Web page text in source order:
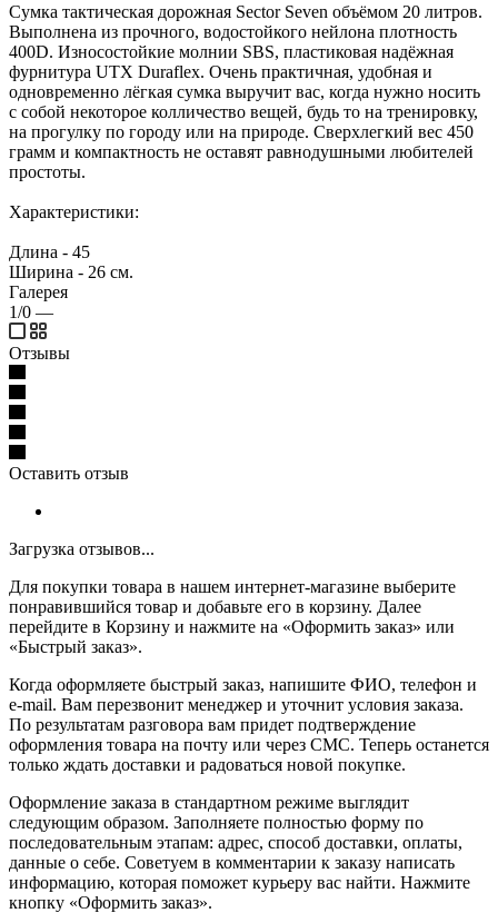
Сумка тактическая дорожная Sector Seven объёмом 20 литров.
Выполнена из прочного, водостойкого нейлона плотность
400D. Износостойкие молнии SBS, пластиковая надёжная
фурнитура UTX Duraflex. Очень практичная, удобная и
одновременно лёгкая сумка выручит вас, когда нужно носить
с собой некоторое колличество вещей, будь то на тренировку,
на прогулку по городу или на природе. Сверхлегкий вес 450
грамм и компактность не оставят равнодушными любителей
простоты.
Характеристики:
Длина - 45
Ширина - 26 см.
Галерея
1/0 —
Отзывы
Оставить отзыв
Загрузка отзывов...
Для покупки товара в нашем интернет-магазине выберите
понравившийся товар и добавьте его в корзину. Далее
перейдите в Корзину и нажмите на «Оформить заказ» или
«Быстрый заказ».
Когда оформляете быстрый заказ, напишите ФИО, телефон и
e-mail. Вам перезвонит менеджер и уточнит условия заказа.
По результатам разговора вам придет подтверждение
оформления товара на почту или через СМС. Теперь останется
только ждать доставки и радоваться новой покупке.
Оформление заказа в стандартном режиме выглядит
следующим образом. Заполняете полностью форму по
последовательным этапам: адрес, способ доставки, оплаты,
данные о себе. Советуем в комментарии к заказу написать
информацию, которая поможет курьеру вас найти. Нажмите
кнопку «Оформить заказ».